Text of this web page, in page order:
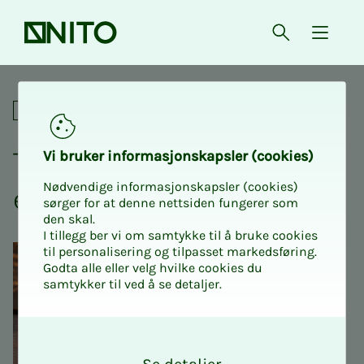
Forsiden Åpne søk
{
Tirsdagsrådet - dilemmaer
Sosialt
Tirs­­­dags­­­rå­­­det - di­­­lem­­­ma­
er i ar­­­beids­­­­­li­­­vet
Vi bru­­­ker in­­­for­­­ma­­­sjons­­­kaps­­­­­ler (cookies)
Nødvendige informasjonskapsler (cookies)
sørger for at denne nettsiden fungerer som
den skal.
I tillegg ber vi om samtykke til å bruke cookies
til personalisering og tilpasset markedsføring.
Godta alle eller velg hvilke cookies du
samtykker til ved å se detaljer.